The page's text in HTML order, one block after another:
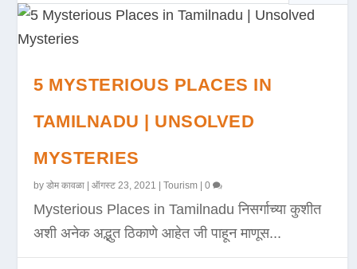
5 MYSTERIOUS PLACES IN
TAMILNADU | UNSOLVED
MYSTERIES
byडोम कावळा |ऑगस्ट 23, 2021 |Tourism |0
Mysterious Places in Tamilnadu निसर्गाच्या कुशीत
अशी अनेक अद्भुत ठिकाणे आहेत जी पाहून माणूस...